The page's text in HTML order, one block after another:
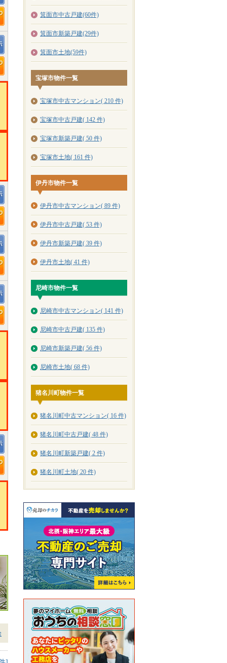
箕面市中古戸建(60件)
箕面市新築戸建(29件)
箕面市土地(59件)
宝塚市物件一覧
宝塚市中古マンション( 210 件)
宝塚市中古戸建( 142 件)
宝塚市新築戸建( 50 件)
宝塚市土地( 161 件)
伊丹市物件一覧
伊丹市中古マンション( 89 件)
伊丹市中古戸建( 53 件)
伊丹市新築戸建( 39 件)
伊丹市土地( 41 件)
尼崎市物件一覧
尼崎市中古マンション( 141 件)
尼崎市中古戸建( 135 件)
尼崎市新築戸建( 56 件)
尼崎市土地( 68 件)
猪名川町物件一覧
猪名川町中古マンション( 16 件)
猪名川町中古戸建( 48 件)
猪名川町新築戸建( 2 件)
猪名川町土地( 20 件)